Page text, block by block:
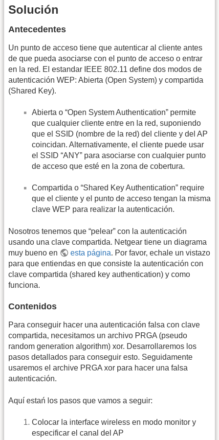
Solución
Antecedentes
Un punto de acceso tiene que autenticar al cliente antes
de que pueda asociarse con el punto de acceso o entrar
en la red. El estandar IEEE 802.11 define dos modos de
autenticación WEP: Abierta (Open System) y compartida
(Shared Key).
Abierta o “Open System Authentication” permite
que cualquier cliente entre en la red, suponiendo
que el SSID (nombre de la red) del cliente y del AP
coincidan. Alternativamente, el cliente puede usar
el SSID “ANY” para asociarse con cualquier punto
de acceso que esté en la zona de cobertura.
Compartida o “Shared Key Authentication” require
que el cliente y el punto de acceso tengan la misma
clave WEP para realizar la autenticación.
Nosotros tenemos que “pelear” con la autenticación
usando una clave compartida. Netgear tiene un diagrama
muy bueno en
esta página. Por favor, echale un vistazo
para que entiendas en que consiste la autenticación con
clave compartida (shared key authentication) y como
funciona.
Contenidos
Para conseguir hacer una autenticación falsa con clave
compartida, necesitamos un archivo PRGA (pseudo
random generation algorithm) xor. Desarrollaremos los
pasos detallados para conseguir esto. Seguidamente
usaremos el archive PRGA xor para hacer una falsa
autenticación.
Aquí estań los pasos que vamos a seguir:
Colocar la interface wireless en modo monitor y
especificar el canal del AP